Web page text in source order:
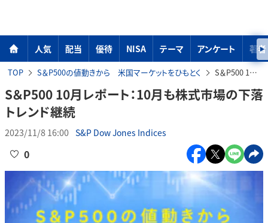
人気 配当 優待 NISA テーマ アンケート 著者
TOP S＆P500の値動きから 米国マーケットをひもとく S＆P500 10月レポート：10月も株式市場の下落トレンド継続
S＆P500 10月レポート：10月も株式市場の下落
トレンド継続
2023/11/8 16:00 S&P Dow Jones Indices
0